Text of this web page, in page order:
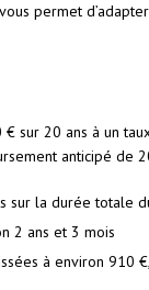
permet
sur 20 ans à un
anticipé de
sur la durée totale
2 ans et 3 mois
à environ 910